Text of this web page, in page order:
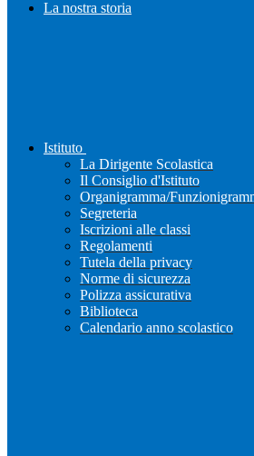
La nostra storia
Istituto
La Dirigente Scolastica
Il Consiglio d'Istituto
Organigramma/
Segreteria
Iscrizioni alle classi
Regolamenti
Tutela della privacy
Norme di sicurezza
Polizza assicurativa
Biblioteca
Calendario anno scolastico